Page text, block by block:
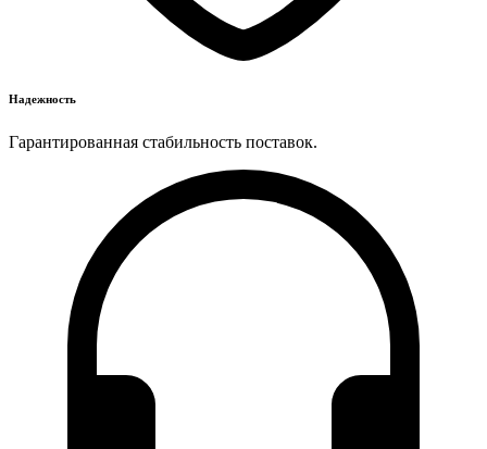
Надежность
Гарантированная стабильность поставок.